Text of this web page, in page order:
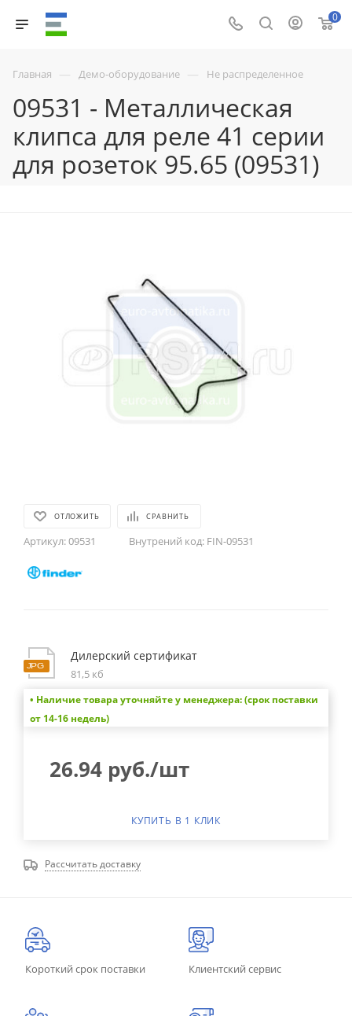
0
Главная — Демо-оборудование — Не распределенное
09531 - Металлическая
клипса для реле 41 серии
для розеток 95.65 (09531)
ОТЛОЖИТЬ СРАВНИТЬ
Артикул:09531 Внутрений код: FIN-09531
Дилерский сертификат
81,5 кб
• Наличие товара уточняйте у менеджера: (срок поставки
от 14-16 недель)
26.94 руб./шт
КУПИТЬ В 1 КЛИК
Рассчитать доставку
Короткий срок поставки Клиентский сервис